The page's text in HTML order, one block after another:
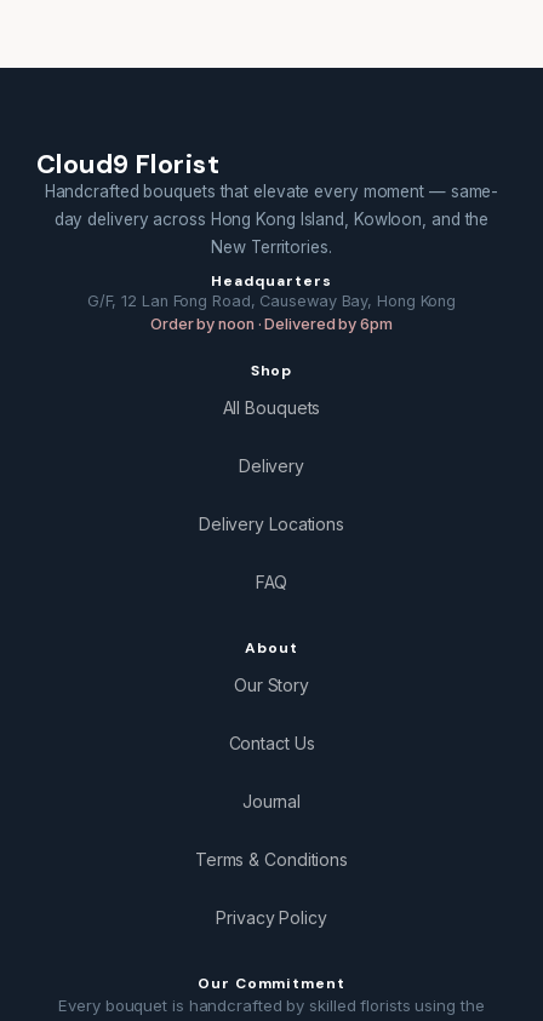
Cloud9 Florist
Handcrafted bouquets that elevate every moment — same-
day delivery across Hong Kong Island, Kowloon, and the
New Territories.
Headquarters
G/F, 12 Lan Fong Road, Causeway Bay, Hong Kong
Order by noon · Delivered by 6pm
Shop
All Bouquets
Delivery
Delivery Locations
FAQ
About
Our Story
Contact Us
Journal
Terms & Conditions
Privacy Policy
Our Commitment
Every bouquet is handcrafted by skilled florists using the